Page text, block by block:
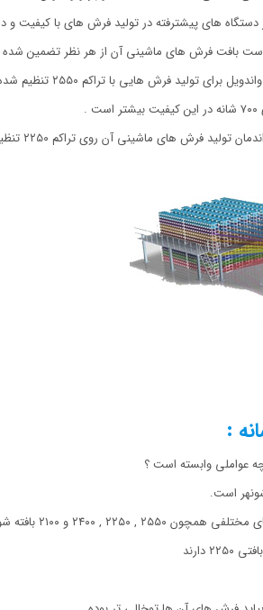
دستگاه های پیشترفته در تولید فرش های با کیفیت و
بافت فرش های ماشینی آن از هر نظر تضمین
تولید فرش هایی با تراکم ۲۵۵۰ تنظیم شده است
فرش های ماشینی آن روی تراکم ۲۲۵۰ تنظیم شده است.
است.